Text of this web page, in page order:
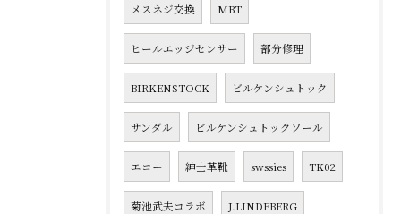
メスネジ交換 MBT
ヒールエッジセンサー 部分修理
BIRKENSTOCK ビルケンシュトック
サンダル ビルケンシュトックソール
エコー 紳士革靴 swssies TK02
菊池武夫コラボ J.LINDEBERG